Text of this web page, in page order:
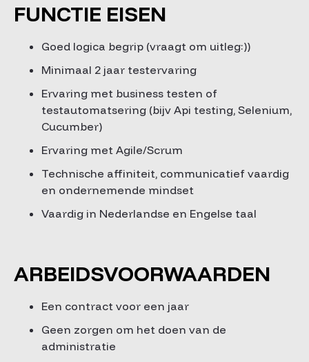
FUNCTIE EISEN
Goed logica begrip (vraagt om uitleg:))
Minimaal 2 jaar testervaring
Ervaring met business testen of
testautomatsering (bijv Api testing, Selenium,
Cucumber)
Ervaring met Agile/Scrum
Technische affiniteit, communicatief vaardig
en ondernemende mindset
Vaardig in Nederlandse en Engelse taal
ARBEIDSVOORWAARDEN
Een contract voor een jaar
Geen zorgen om het doen van de
administratie